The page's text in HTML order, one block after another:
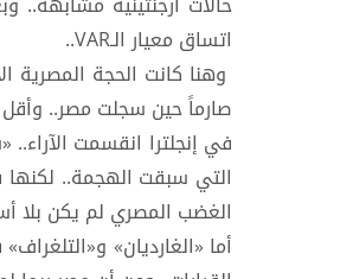
اتساق معيار الـVAR..
وهنا كانت الحجة المصرية
صارماً حين سجلت مصر.. وأقل
في إنجلترا انقسمت
التي سبقت الهجمة..
الغضب المصري لم يكن بلا
أما «الغارديان»